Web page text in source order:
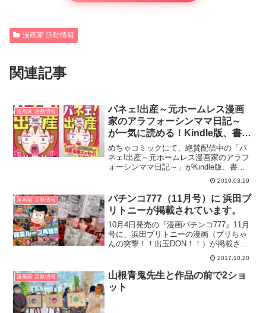
漫画家 活動情報
関連記事
漫画家 活動情報
パネェ!出産～元ホームレス漫画
家のアラフォーシンママ日記～
が一気に読める！Kindle版、書籍
版で発売開始。
めちゃコミックにて、絶賛配信中の「パ
ネェ!出産～元ホームレス漫画家のアラフ
ォーシンママ日記～」がKindle版、書籍
版で発売開始しました。。浜田ブリトニ
ーが妊娠&出産！全てのママ&未来のママ
たちに贈る、波乱万丈の現在進行系・実
録エッセイコミ...
2019.03.19
漫画家 活動情報
パチンコ777（11月号）に 浜田ブ
リトニーが掲載されています。
10月4日発売の『漫画パチンコ777』11月
号に、浜田ブリトニーの漫画（ブリちゃ
んの突撃！！出玉DON！！）が掲載され
2017.10.20
漫画家 活動情報
山根青鬼先生と作品の前で2ショ
ット